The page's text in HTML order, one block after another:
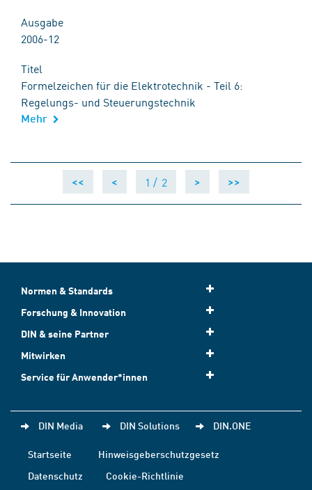
Ausgabe
2006-12
Titel
Formelzeichen für die Elektrotechnik - Teil 6:
Regelungs- und Steuerungstechnik
Mehr
<< < 1 / 2 > >>
Normen & Standards
Forschung & Innovation
DIN & seine Partner
Mitwirken
Service für Anwender*innen
DIN Media DIN Solutions DIN.ONE
Startseite
Hinweisgeberschutzgesetz
Datenschutz
Cookie-Richtlinie